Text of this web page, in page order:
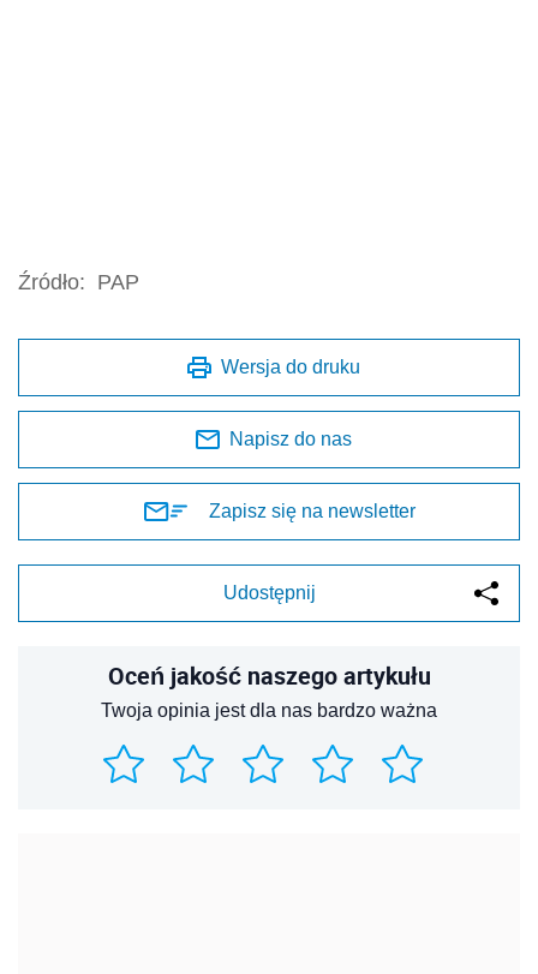
Źródło: PAP
Wersja do druku
Napisz do nas
Zapisz się na newsletter
Udostępnij
Oceń jakość naszego artykułu
Twoja opinia jest dla nas bardzo ważna